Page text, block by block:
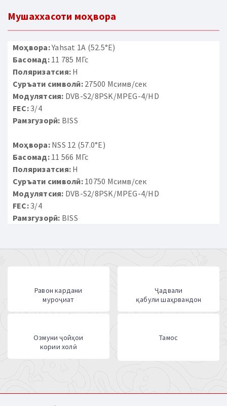
Мушаххасоти моҳвора
Моҳвора:Yahsat 1A (52.5°E)
Басомад:11 785 МГс
Поляризатсия: H
Суръати символӣ:27500 Мсимв/сек
Модулятсия: DVB-S2/8PSK/MPEG-4/HD
FEC:3/4
Рамзгузорӣ: BISS
Моҳвора:NSS 12 (57.0°E)
Басомад:11 566 МГс
Поляризатсия: H
Суръати символӣ:10750 Мсимв/сек
Модулятсия: DVB-S2/8PSK/MPEG-4/HD
FEC:3/4
Рамзгузорӣ: BISS
Равон кардани
муроҷиат
Ҷадвали
қабули шаҳрвандон
Озмуни ҷойҳои
кории холӣ
Тамос